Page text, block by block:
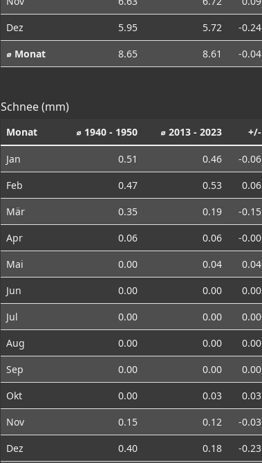
Dez
5.95 5.72
-0.24
⌀ Monat
8.65 8.61 -0.04
Schnee (mm)
Monat ⌀ 1940 - 1950 ⌀ 2013 - 2023 +/-
Jan 0.51 0.46
-0.06
Feb
0.47 0.53
0.06
Mär
0.35 0.19
-0.15
Apr
0.06 0.06
-0.00
Mai
0.00 0.04
0.04
Jun
0.00 0.00
0.00
Jul
0.00 0.00
0.00
Aug
0.00 0.00
0.00
Sep
0.00 0.00
0.00
Okt
0.00 0.03
0.03
Nov
0.15 0.12
-0.03
Dez
0.40 0.18 -0.23